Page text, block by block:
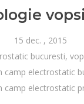
15 dec. , 2015
bucuresti,
camp electrostatic
camp electrostatic